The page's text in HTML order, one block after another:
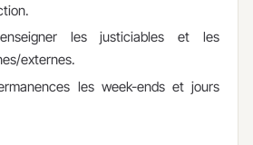
les justiciables et les
externes.
les week-ends et jours